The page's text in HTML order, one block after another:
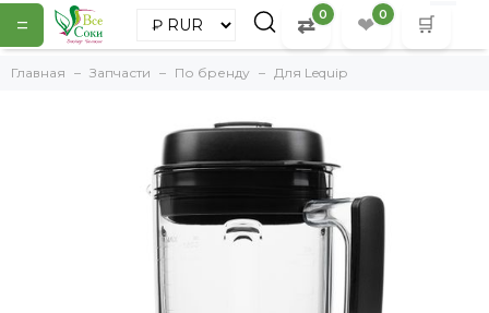
= ⇄ 0 ❤ 0 🛒
Главная Запчасти По бренду Для Lequip